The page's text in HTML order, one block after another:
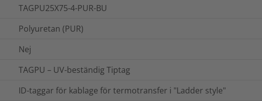
TAGPU25X75-4-PUR-BU
Polyuretan (PUR)
Nej
TAGPU – UV-beständig Tiptag
ID-taggar för kablage för termotransfer i "Ladder style"